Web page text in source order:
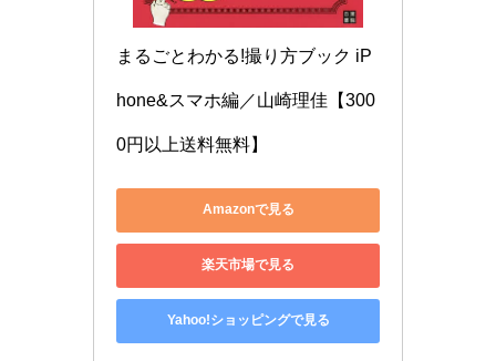
まるごとわかる!撮り方ブック iP
hone&スマホ編／山崎理佳【300
0円以上送料無料】
Amazonで見る
楽天市場で見る
Yahoo!ショッピングで見る